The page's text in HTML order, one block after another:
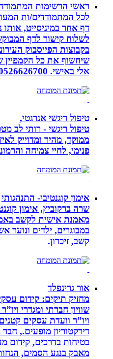
ראשי הרשימות המתמודדות
לכל המתמודדים/ות
דף אחר במיניסייט, אותו
לשלוח קישור לדף המבוקש.
בקבוצות הפייסבוק העירוניות.
אלי באישי. 0526626700
טיפול ריגשי אנרגטי,
טיפול ריגשי - רותי לב מטפלת
ממוקד, מהיר ומדוייק לאיזון
פנימי, לחיי צמיחה והרמוניה.
אימון קוגנטיבי- התנהגותי
שרה ברקוביץ, אימון קוגנטיבי
מאמנת אישית לקשב
במבוגרים, ילדים ונוער אשר
קשב, זיכרון.
אור גרינפלד
מחזיק תיקים: קידום עסקים
שוויון חברתי ומגדרי ויו”ר
ויו”ר וועדת עסקים קטנים
דירקטוריון מופעים., חבר
בטיחות בדרכים, קידום מעמד
מאבק בנגע הסמים, הנחות